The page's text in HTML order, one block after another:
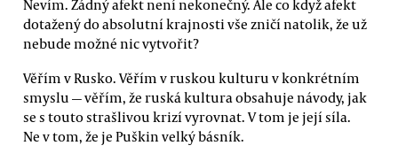
Nevím. Žádný afekt není nekonečný. Ale co když afekt
dotažený do absolutní krajnosti vše zničí natolik, že už
nebude možné nic vytvořit?
Věřím v Rusko. Věřím v ruskou kulturu v konkrétním
smyslu — věřím, že ruská kultura obsahuje návody, jak
se s touto strašlivou krizí vyrovnat. V tom je její síla.
Ne v tom, že je Puškin velký básník.